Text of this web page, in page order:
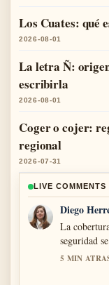
Los Cuates: qué
2026-08-01
La letra Ñ:
escribirla
2026-08-01
Coger o cojer:
regional
2026-07-31
LIVE COMMENTS
Diego
La
seguridad
5 MIN